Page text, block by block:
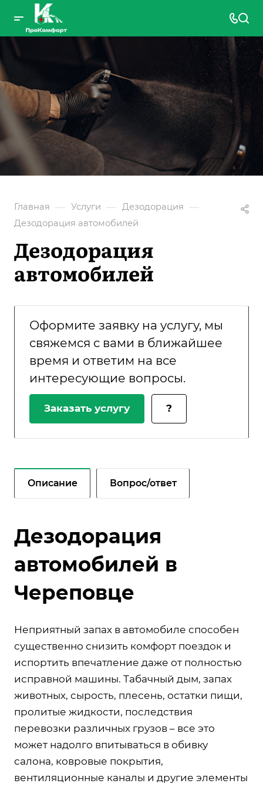
Главная — Услуги — Дезодорация —
Дезодорация автомобилей
Дезодорация
автомобилей
Оформите заявку на услугу, мы
свяжемся с вами в ближайшее
время и ответим на все
интересующие вопросы.
Заказать услугу ?
Описание Вопрос/ответ
Дезодорация
автомобилей в
Череповце
Неприятный запах в автомобиле способен
существенно снизить комфорт поездок и
испортить впечатление даже от полностью
исправной машины. Табачный дым, запах
животных, сырость, плесень, остатки пищи,
пролитые жидкости, последствия
перевозки различных грузов – все это
может надолго впитываться в обивку
салона, ковровые покрытия,
вентиляционные каналы и другие элементы